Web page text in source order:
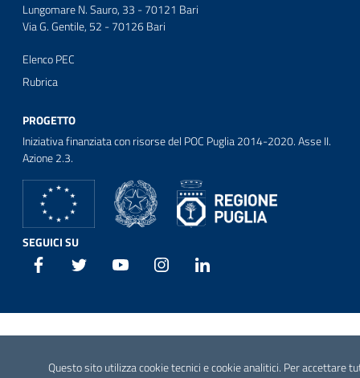
Questo sito utilizza cookie tecnici e cookie analitici. Per accettare
Lungomare N. Sauro, 33 - 70121 Bari
Via G. Gentile, 52 - 70126 Bari
Elenco PEC
Rubrica
PROGETTO
Iniziativa finanziata con risorse del POC Puglia 2014-2020. Asse II.
Azione 2.3.
SEGUICI SU
Facebook Twitter Youtube Instagram